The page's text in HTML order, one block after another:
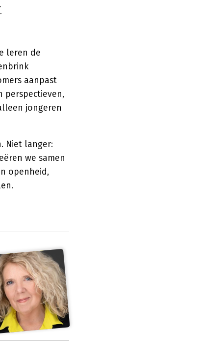
leren de
aanpast
perspectieven,
jongeren
Niet langer:
we samen
openheid,